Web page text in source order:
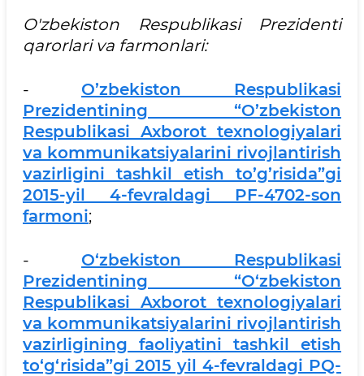
O'zbekiston Respublikasi Prezidenti
qarorlari va farmonlari:
- O’zbekiston Respublikasi
Prezidentining “O’zbekiston
Respublikasi Axborot texnologiyalari
va kommunikatsiyalarini rivojlantirish
vazirligini tashkil etish to’g’risida”gi
2015-yil 4-fevraldagi PF-4702-son
farmoni;
- O‘zbekiston Respublikasi
Prezidentining “O‘zbekiston
Respublikasi Axborot texnologiyalari
va kommunikatsiyalarini rivojlantirish
vazirligining faoliyatini tashkil etish
to‘g‘risida”gi 2015 yil 4-fevraldagi PQ-